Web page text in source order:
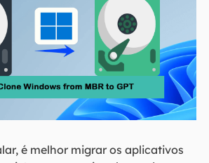
é melhor migrar os aplicativos